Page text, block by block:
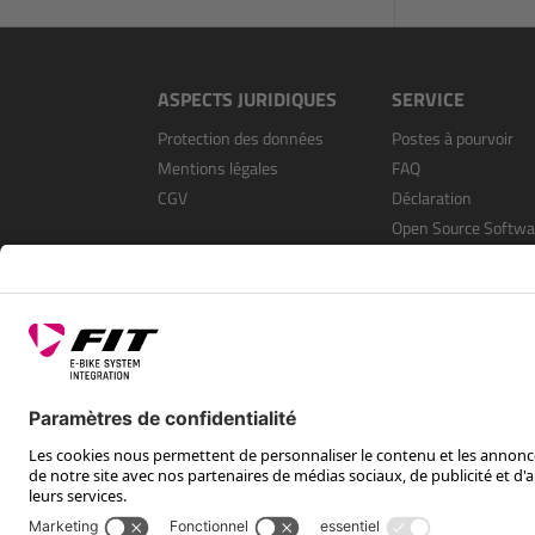
ASPECTS JURIDIQUES
Protection des données
Mentions légales
CGV
SERVICE
Postes à pourvoir
FAQ
Déclaration
Open Source